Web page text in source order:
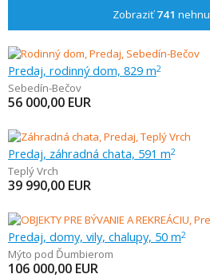
Zobraziť741
Predaj, rodinný dom, 829 m2
Sebedín-Bečov
56 000,00 EUR
Predaj, záhradná chata, 591 m2
Teplý Vrch
39 990,00 EUR
Predaj, domy, vily, chalupy, 50 m2
Mýto pod Ďumbierom
106 000,00 EUR